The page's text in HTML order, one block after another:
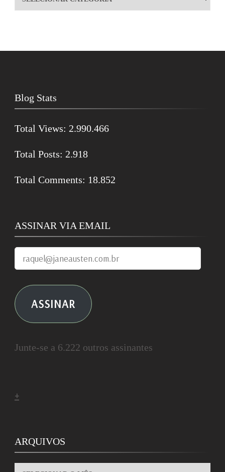
Blog Stats
Total Views: 2.990.466
Total Posts: 2.918
Total Comments: 18.852
ASSINAR VIA EMAIL
raquel@janeausten.com.br
ASSINAR
Junte-se a 6.222 outros assinantes
+
ARQUIVOS